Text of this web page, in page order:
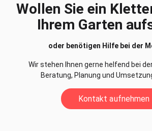
Wollen Sie ein
Ihrem Garten
oder benötigen Hilfe bei der
Wir stehen Ihnen gerne helfend bei
Beratung, Planung und
Kontakt aufnehmen